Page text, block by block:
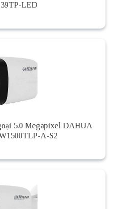
LED
5.0 Megapixel DAHUA
A-S2